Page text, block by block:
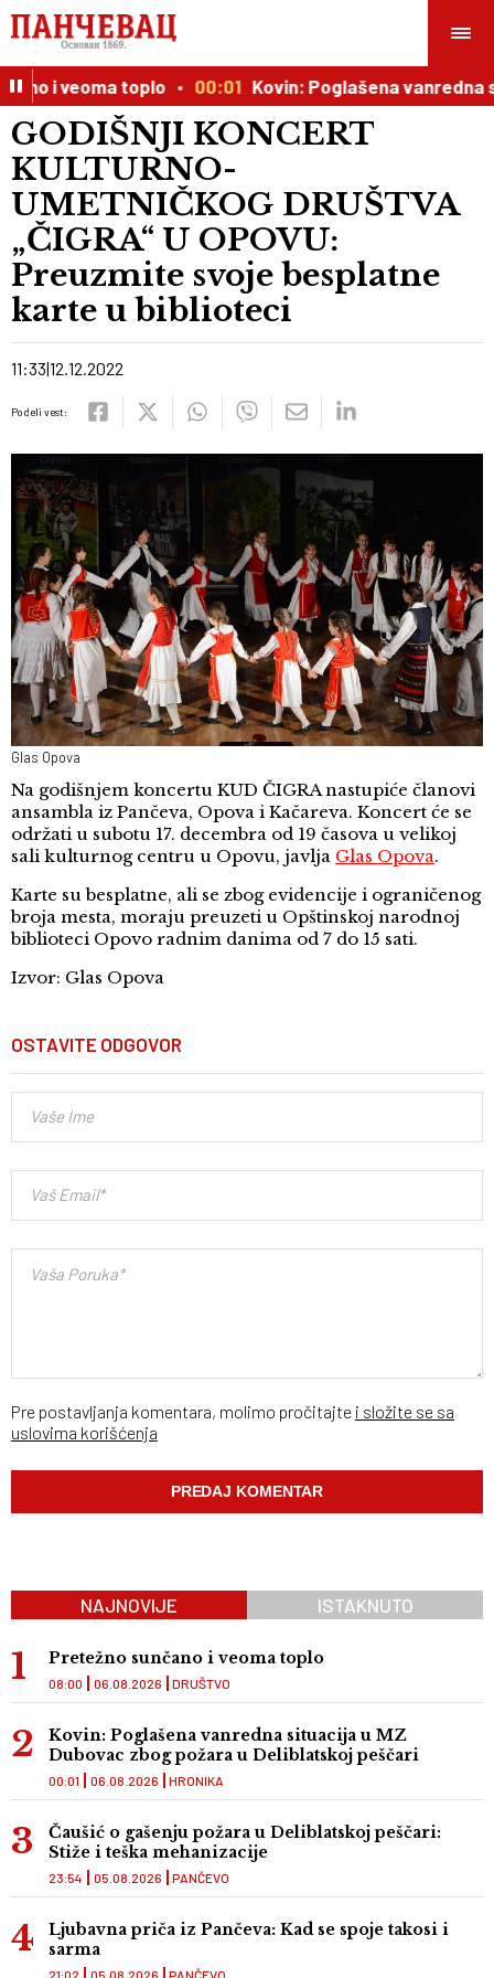
veoma toplo 00:01 Kovin: Poglašena vanredna
GODIŠNJI KONCERT
KULTURNO-
UMETNIČKOG DRUŠTVA
„ČIGRA“ U OPOVU:
Preuzmite svoje besplatne
karte u biblioteci
11:33 12.12.2022
Podeli vest:
Glas Opova
Na godišnjem koncertu KUD ČIGRA nastupiće članovi
ansambla iz Pančeva, Opova i Kačareva. Koncert će se
održati u subotu 17. decembra od 19 časova u velikoj
sali kulturnog centru u Opovu, javlja Glas Opova.
Karte su besplatne, ali se zbog evidencije i ograničenog
broja mesta, moraju preuzeti u Opštinskoj narodnoj
biblioteci Opovo radnim danima od 7 do 15 sati.
Izvor: Glas Opova
OSTAVITE ODGOVOR
Pre postavljanja komentara, molimo pročitajte i složite se sa
uslovima korišćenja
NAJNOVIJE ISTAKNUTO
Pretežno sunčano i veoma toplo
DRUŠTVO
08:00 06.08.2026
Kovin: Poglašena vanredna situacija u MZ
Dubovac zbog požara u Deliblatskoj peščari
HRONIKA
00:01 06.08.2026
Čaušić o gašenju požara u Deliblatskoj peščari:
Stiže i teška mehanizacije
PANČEVO
23:54 05.08.2026
Ljubavna priča iz Pančeva: Kad se spoje takosi i
sarma